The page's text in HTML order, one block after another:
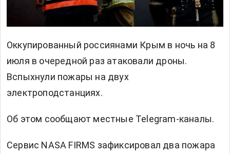
Оккупированный россиянами Крым в ночь на 8
июля в очередной раз атаковали дроны.
Вспыхнули пожары на двух
электроподстанциях.
Об этом сообщают местные Telegram-каналы.
Сервис NASA FIRMS зафиксировал два пожара